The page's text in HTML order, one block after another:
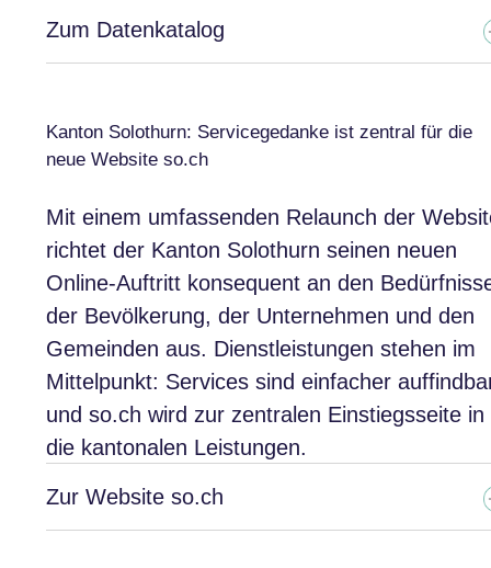
Zum Datenkatalog
Kanton Solothurn: Servicegedanke ist zentral für die
neue Website so.ch
Mit einem umfassenden Relaunch der
richtet der Kanton Solothurn seinen neuen
Online-Auftritt konsequent an den
der Bevölkerung, der Unternehmen und den
Gemeinden aus. Dienstleistungen stehen im
Mittelpunkt: Services sind einfacher
und so.ch wird zur zentralen Einstiegsseite in
die kantonalen Leistungen.
Zur Website so.ch